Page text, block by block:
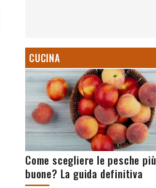
CUCINA
Come scegliere le pesche più
buone? La guida definitiva